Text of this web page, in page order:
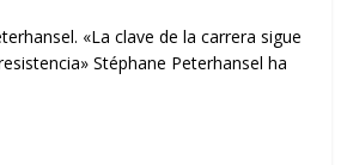
«La clave de la carrera sigue
Stéphane Peterhansel ha